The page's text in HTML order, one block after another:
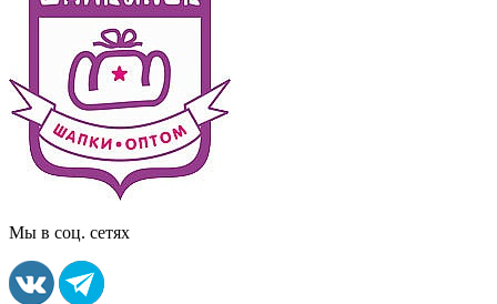
Мы в соц. сетях